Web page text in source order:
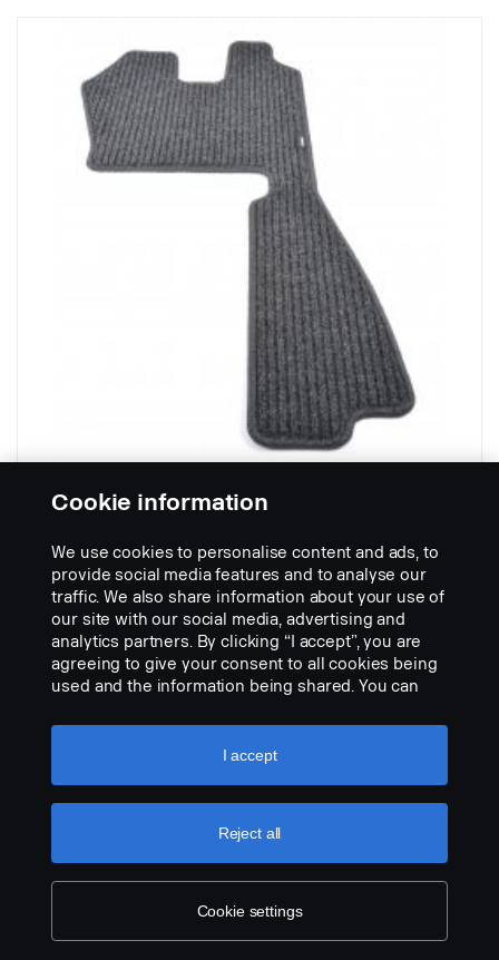
toukokuun 2013 jälkeen
Osanumero:2473476
Part Description:
Kestävä ribbikudottu matto takaa hyvän ja turvallisen pidon ja
käyttömukavuuden.
PRIVACY STATEMENT
Cookie information
We use cookies to personalise content and ads, to
provide social media features and to analyse our
traffic. We also share information about your use of
our site with our social media, advertising and
analytics partners. By clicking “I accept”, you are
agreeing to give your consent to all cookies being
used and the information being shared. You can
settings” and selecting the categories you’d like to
accept. For a more detailed explanation of how we
Cookie settings
Reject all
I accept